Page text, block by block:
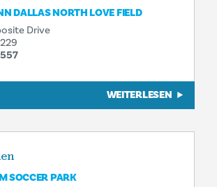
DALLAS NORTH LOVE FIELD
Drive
WEITERLESEN
SOCCER PARK